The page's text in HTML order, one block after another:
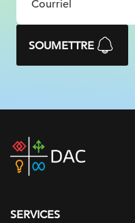
SOUMETTRE
DAC
home
SERVICES